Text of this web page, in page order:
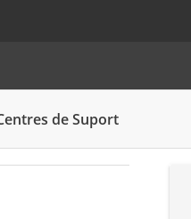
de Suport